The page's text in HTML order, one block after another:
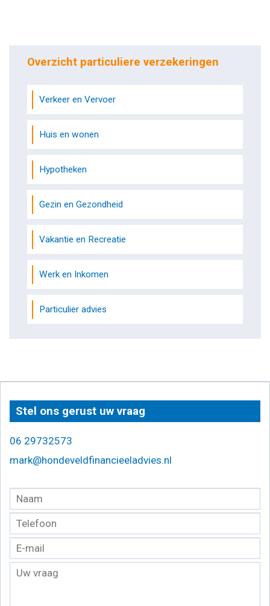
Overzicht particuliere verzekeringen
Verkeer en Vervoer
Huis en wonen
Hypotheken
Gezin en Gezondheid
Vakantie en Recreatie
Werk en Inkomen
Particulier advies
Stel ons gerust uw vraag
06 29732573
mark@hondeveldfinancieeladvies.nl